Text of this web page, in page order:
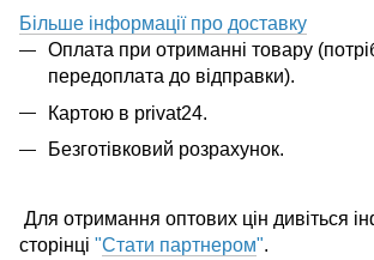
Більше інформації про доставку
Оплата при отриманні товару
передоплата до відправки).
Картою в privat24.
Безготівковий розрахунок.
Для отримання оптових цін дивіться
сторінці "Стати партнером".